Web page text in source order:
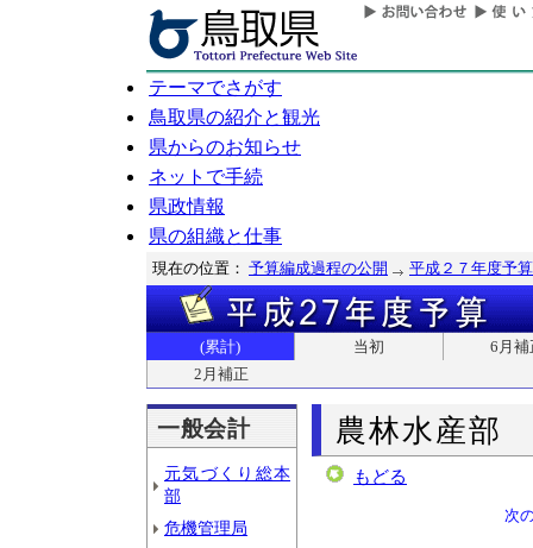
テーマでさがす
鳥取県の紹介と観光
県からのお知らせ
ネットで手続
県政情報
県の組織と仕事
現在の位置： 予算編成過程の公開 平成２７年度予算
(累計) 当初
6月補
2月補正
一般会計
元気づくり総本
部
危機管理局
農林水産部
もどる
次